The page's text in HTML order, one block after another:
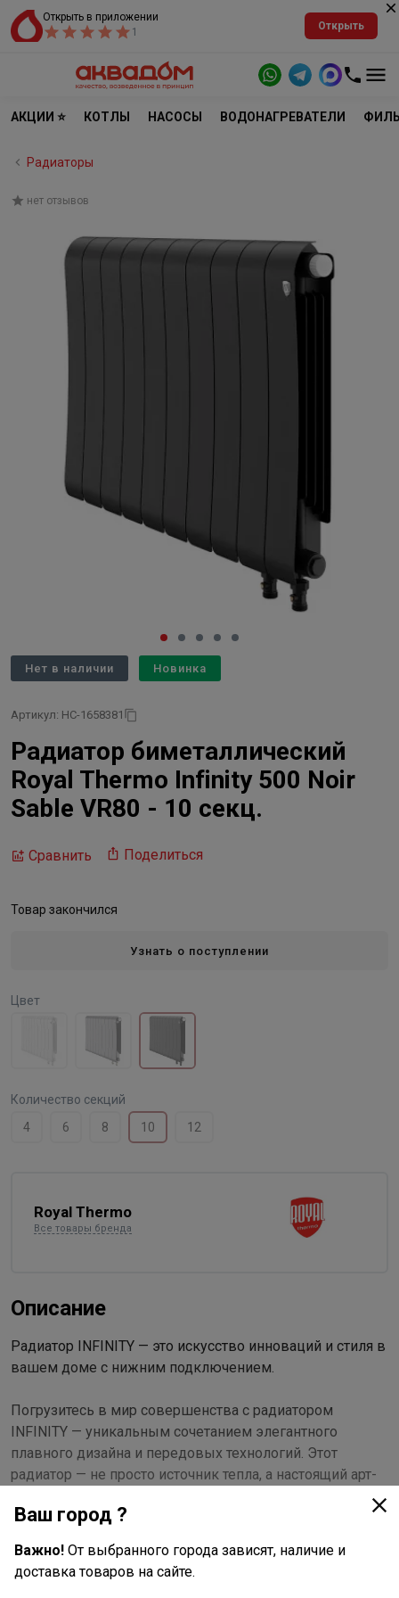
Открыть в приложении
1
Открыть
АКЦИИ ⭐ КОТЛЫ НАСОСЫ ВОДОНАГРЕВАТЕЛИ
Радиаторы
нет отзывов
Нет в наличии Новинка
Артикул: НС-1658381
Радиатор биметаллический
Royal Thermo Infinity 500 Noir
Sable VR80 - 10 секц.
Сравнить Поделиться
Товар закончился
Узнать о поступлении
Цвет
Количество секций
4
6 8 10 12
Royal Thermo
Все товары бренда
Описание
Радиатор INFINITY — это искусство инноваций и стиля в
вашем доме с нижним подключением.
Погрузитесь в мир совершенства с радиатором
INFINITY — уникальным сочетанием элегантного
плавного дизайна и передовых технологий. Этот
радиатор — не просто источник тепла, а настоящий арт-
100% настоящий биметалл: Используются полностью
Ваш город ?
Важно! От выбранного города зависят, наличие и
доставка товаров на сайте.